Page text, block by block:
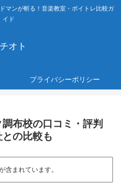
マンが斬る！音楽教室・ボイトレ比較ガ
イド
オト
プライバシーポリシー
布校の口コミ・評判
の比較も
含まれています。